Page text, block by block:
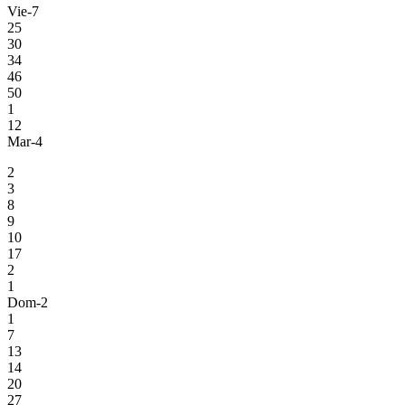
Vie-7
25
30
34
46
50
1
12
Mar-4
2
3
8
9
10
17
2
1
Dom-2
1
7
13
14
20
27